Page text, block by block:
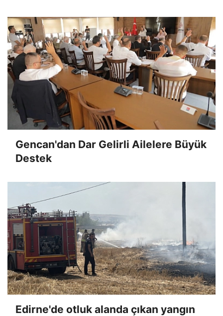
Gencan'dan Dar Gelirli Ailelere Büyük
Destek
Edirne'de otluk alanda çıkan yangın